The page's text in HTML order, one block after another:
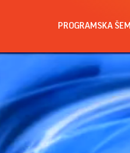
PROGRAMSKA